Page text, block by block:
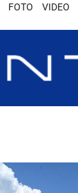
FOTO VIDEO